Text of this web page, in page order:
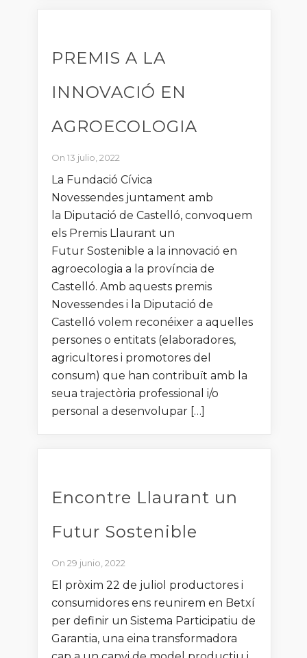
PREMIS A LA
INNOVACIÓ EN
AGROECOLOGIA
On 13 julio, 2022
La Fundació Cívica
Novessendes juntament amb
la Diputació de Castelló, convoquem
els Premis Llaurant un
Futur Sostenible a la innovació en
agroecologia a la província de
Castelló. Amb aquests premis
Novessendes i la Diputació de
Castelló volem reconéixer a aquelles
persones o entitats (elaboradores,
agricultores i promotores del
consum) que han contribuït amb la
seua trajectòria professional i/o
personal a desenvolupar […]
Encontre Llaurant un
Futur Sostenible
On 29 junio, 2022
El pròxim 22 de juliol productores i
consumidores ens reunirem en Betxí
per definir un Sistema Participatiu de
Garantia, una eina transformadora